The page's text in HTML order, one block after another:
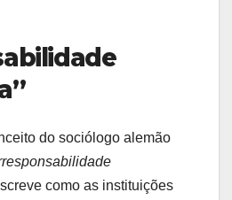
do sociólogo alemão
como as instituições